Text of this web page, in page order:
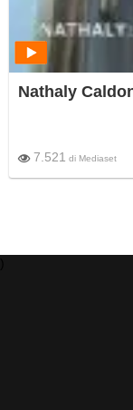
Nathaly
7.521 di Mediaset